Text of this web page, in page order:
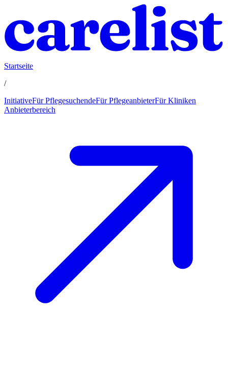
Startseite
/
InitiativeFür PflegesuchendeFür PflegeanbieterFür Kliniken
Anbieterbereich